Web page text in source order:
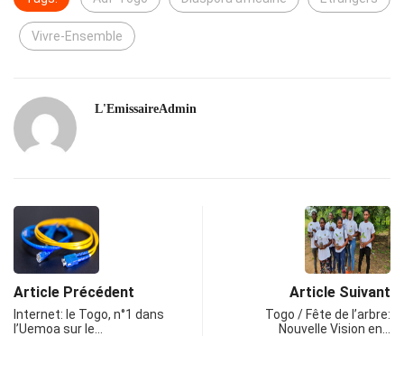
Vivre-Ensemble
L'EmissaireAdmin
Article Précédent
Internet: le Togo, n°1 dans
l’Uemoa sur le…
Article Suivant
Togo / Fête de l’arbre:
Nouvelle Vision en…